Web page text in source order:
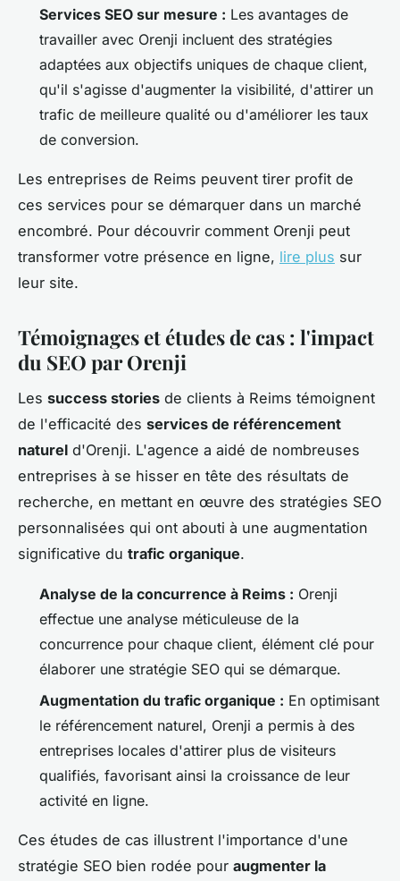
Services SEO sur mesure : Les avantages de
travailler avec Orenji incluent des stratégies
adaptées aux objectifs uniques de chaque client,
qu'il s'agisse d'augmenter la visibilité, d'attirer un
trafic de meilleure qualité ou d'améliorer les taux
de conversion.
Les entreprises de Reims peuvent tirer profit de
ces services pour se démarquer dans un marché
encombré. Pour découvrir comment Orenji peut
transformer votre présence en ligne, lire plus sur
leur site.
Témoignages et études de cas : l'impact
du SEO par Orenji
Les success stories de clients à Reims témoignent
de l'efficacité des services de référencement
naturel d'Orenji. L'agence a aidé de nombreuses
entreprises à se hisser en tête des résultats de
recherche, en mettant en œuvre des stratégies SEO
personnalisées qui ont abouti à une augmentation
significative du trafic organique.
Analyse de la concurrence à Reims : Orenji
effectue une analyse méticuleuse de la
concurrence pour chaque client, élément clé pour
élaborer une stratégie SEO qui se démarque.
Augmentation du trafic organique : En optimisant
le référencement naturel, Orenji a permis à des
entreprises locales d'attirer plus de visiteurs
qualifiés, favorisant ainsi la croissance de leur
activité en ligne.
Ces études de cas illustrent l'importance d'une
stratégie SEO bien rodée pour augmenter la